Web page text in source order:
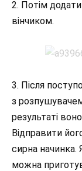
2. Потім
вінчиком.
3. Після
з
результаті
Відправити
сирна
можна